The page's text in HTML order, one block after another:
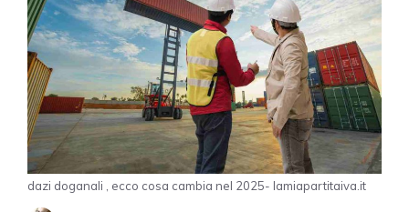
dazi doganali , ecco cosa cambia nel 2025- lamiapartitaiva.it